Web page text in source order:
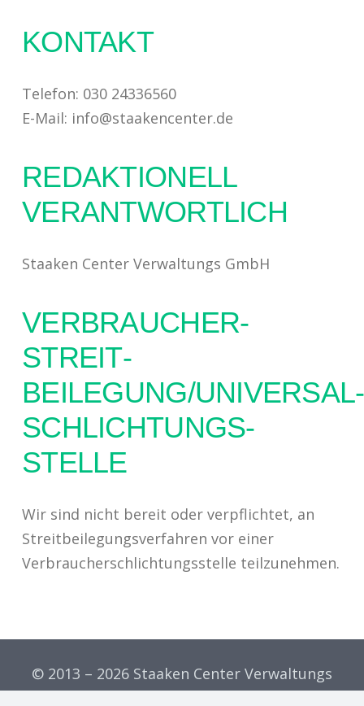
KONTAKT
Telefon: 030 24336560
E-Mail: info@staakencenter.de
REDAKTIONELL
VERANTWORTLICH
Staaken Center Verwaltungs GmbH
VERBRAUCHER­
STREIT­
BEILEGUNG/
SCHLICHTUNGS­
STELLE
Wir sind nicht bereit oder verpflichtet, an
Streitbeilegungsverfahren vor einer
Verbraucherschlichtungsstelle teilzunehmen.
© 2013 – 2026 Staaken Center Verwaltungs